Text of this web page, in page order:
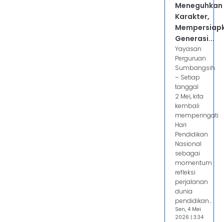
Meneguhkan
Karakter,
Generasi...
Yayasan
Perguruan
Sumbangsih
– Setiap
tanggal
2 Mei, kita
kembali
memperingati
Hari
Pendidikan
Nasional
sebagai
momentum
refleksi
perjalanan
dunia
pendidikan...
Sen, 4 Mei
2026 | 3:34